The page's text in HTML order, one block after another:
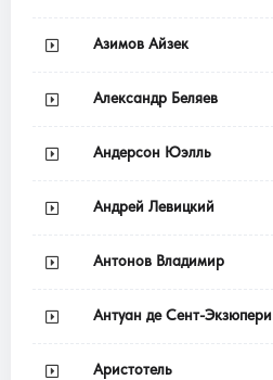
Азимов Айзек
Александр Беляев
Андерсон Юэлль
Андрей Левицкий
Антонов Владимир
Антуан де Сент-Экзюпери
Аристотель